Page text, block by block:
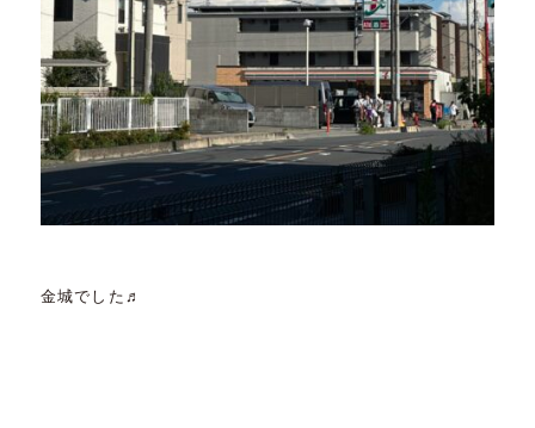
金城でした♬